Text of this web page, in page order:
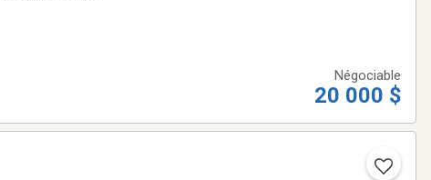
Négociable
20 000 $